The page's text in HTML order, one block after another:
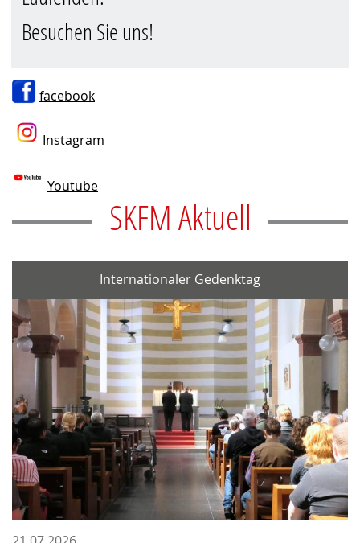
Besuchen Sie uns!
facebook
Instagram
Youtube
SKFM Aktuell
Internationaler Gedenktag